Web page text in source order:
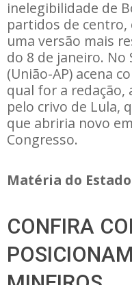
inelegibilidade de
partidos de centro,
uma versão mais
do 8 de janeiro. No
(União-AP) acena
qual for a redação,
pelo crivo de Lula,
que abriria novo
Congresso.
Matéria do
CONFIRA